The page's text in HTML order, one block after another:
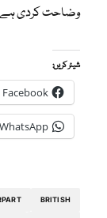
وضاحت کردی
شیئر کریں:
Facebook
WhatsApp
BRITISH